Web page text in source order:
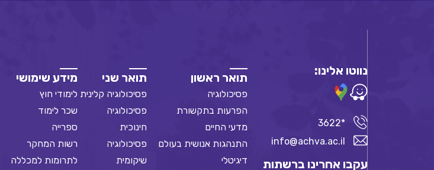
נווטו אלינו:
*3622
info@achva.ac.il
עקבו אחרינו ברשתות
תואר ראשון
פסיכולוגיה
הפרעות בתקשורת
מדעי החיים
התנהגות אנושית בעולם
דיגיטלי
תואר שני
פסיכולוגיה קלינית
פסיכולוגיה
חינוכית
פסיכולוגיה
שיקומית
מידע שימושי
לימודי חוץ
שכר לימוד
ספרייה
רשות המחקר
לתרומות למכללה